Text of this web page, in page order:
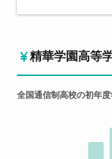
精華学園高等
全国通信制高校の初年